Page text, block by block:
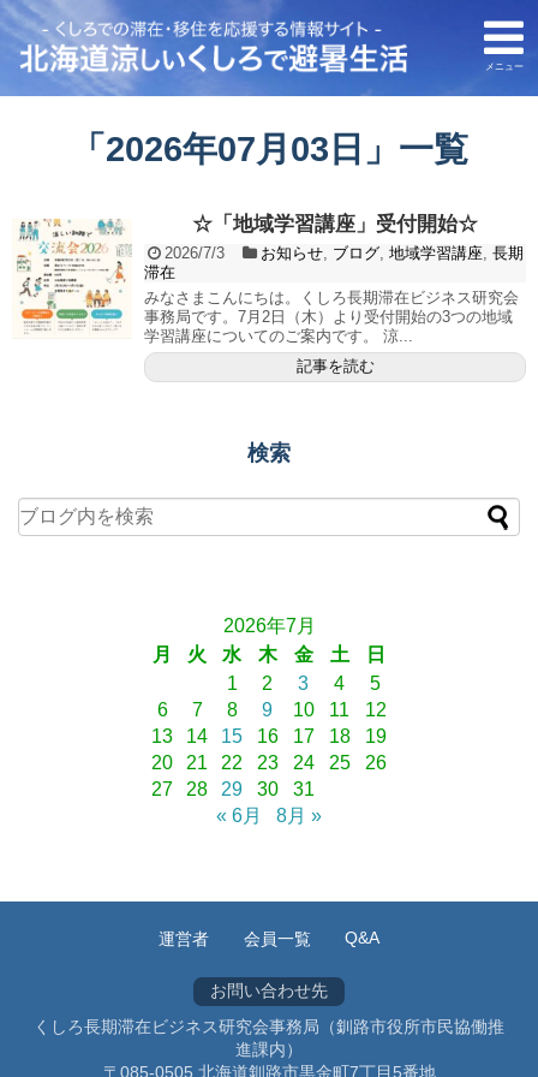
メニュー
「 2026年07月03日 」 一覧
☆「地域学習講座」受付開始☆
2026/7/3 お知らせ, ブログ, 地域学習講座, 長期
滞在
みなさまこんにちは。くしろ長期滞在ビジネス研究会
事務局です。7月2日（木）より受付開始の3つの地域
学習講座についてのご案内です。 涼...
記事を読む
検索
2026年7月
月
火 水 木 金 土
日
1
2 3 4
5
6
7 8 9 10 11
12
13
14 15 16 17 18
19
20
21 22 23 24 25
26
27
28 29 30
31
« 6月
8月 »
運営者 会員一覧 Q&A
お問い合わせ先
くしろ長期滞在ビジネス研究会事務局（釧路市役所市民協働推
進課内）
〒085-0505 北海道釧路市黒金町7丁目5番地